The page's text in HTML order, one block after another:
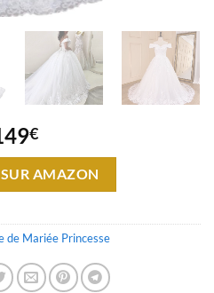
€
AMAZON
de Mariée Princesse